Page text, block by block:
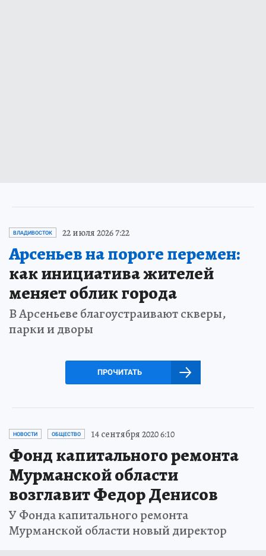
ВЛАДИВОСТОК 22 июля 2026 7:22
Арсеньев на пороге перемен:
как инициатива жителей
меняет облик города
В Арсеньеве благоустраивают скверы,
парки и дворы
ПРОЧИТАТЬ
НОВОСТИ ОБЩЕСТВО 14 сентября 2020 6:10
Фонд капитального ремонта
Мурманской области
возглавит Федор Денисов
У Фонда капитального ремонта
Мурманской области новый директор